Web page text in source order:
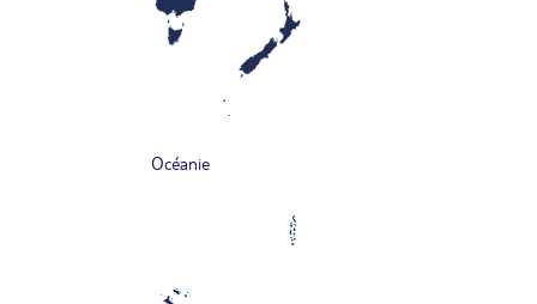
Océanie